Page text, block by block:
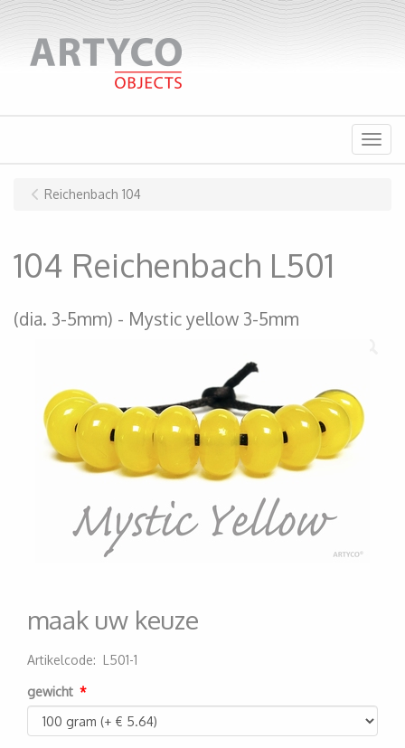
Menu
Reichenbach 104
104 Reichenbach L501
(dia. 3-5mm) Mystic yellow 3-5mm
maak uw keuze
Artikelcode: L501-1
gewicht